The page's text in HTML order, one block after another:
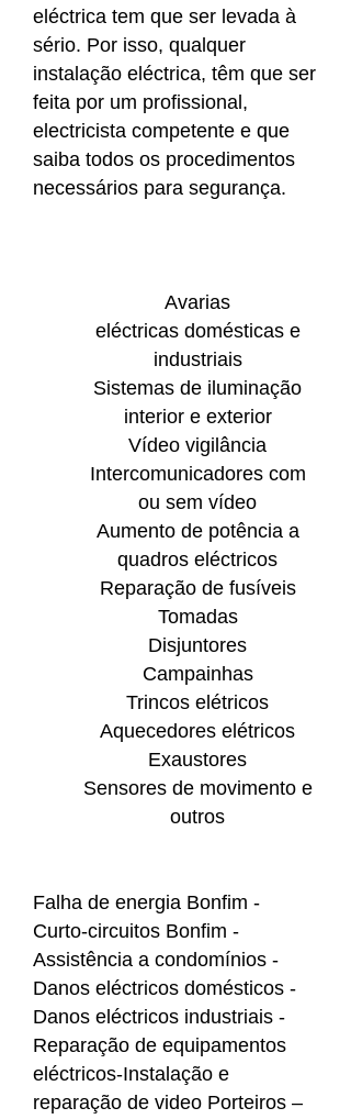
eléctrica tem que ser levada à
sério. Por isso, qualquer
instalação eléctrica, têm que ser
feita por um profissional,
electricista competente e que
saiba todos os procedimentos
necessários para segurança.
Avarias
eléctricas domésticas e
industriais
Sistemas de iluminação
interior e exterior
Vídeo vigilância
Intercomunicadores com
ou sem vídeo
Aumento de potência a
quadros eléctricos
Reparação de fusíveis
Tomadas
Disjuntores
Campainhas
Trincos elétricos
Aquecedores elétricos
Exaustores
Sensores de movimento e
outros
Falha de energia Bonfim -
Curto-circuitos Bonfim -
Assistência a condomínios -
Danos eléctricos domésticos -
Danos eléctricos industriais -
Reparação de equipamentos
eléctricos-Instalação e
reparação de video Porteiros –